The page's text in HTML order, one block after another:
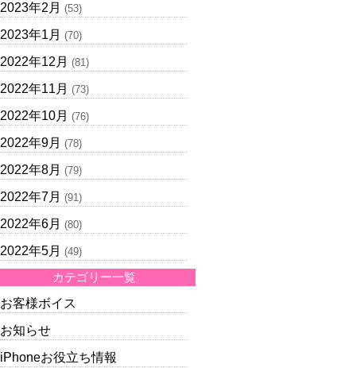
2023年2月 (53)
2023年1月 (70)
2022年12月 (81)
2022年11月 (73)
2022年10月 (76)
2022年9月 (78)
2022年8月 (79)
2022年7月 (91)
2022年6月 (80)
2022年5月 (49)
カテゴリー一覧
お客様ボイス
お知らせ
iPhoneお役立ち情報